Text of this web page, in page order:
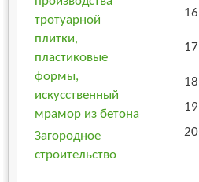
тротуарной
плитки,
пластиковые
формы,
искусственный
мрамор из бетона
Загородное
строительство
16
17
18
19
20